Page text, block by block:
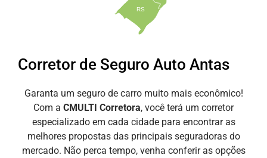
RS
Corretor de Seguro Auto Antas
Garanta um seguro de carro muito mais econômico!
Com a CMULTI Corretora, você terá um corretor
especializado em cada cidade para encontrar as
melhores propostas das principais seguradoras do
mercado. Não perca tempo, venha conferir as opções